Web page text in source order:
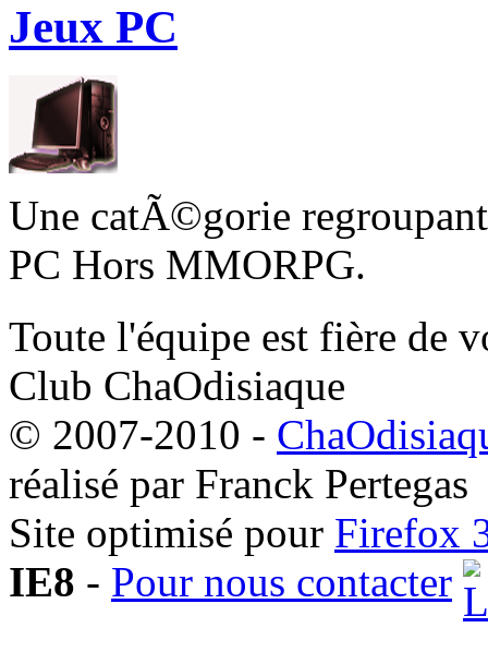
Jeux PC
Une catÃ©gorie
PC Hors MMORPG.
Toute l'équipe est fière de
Club ChaOdisiaque
© 2007-2010 -
réalisé par Franck Pertegas
Site optimisé pour Firefox
IE8 - Pour nous contacter